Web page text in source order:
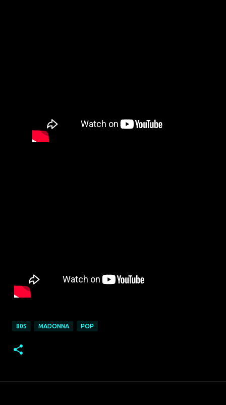
80S MADONNA POP